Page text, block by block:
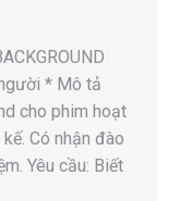
* Mô tả
cho phim hoạt
Có nhận đào
Yêu cầu: Biết